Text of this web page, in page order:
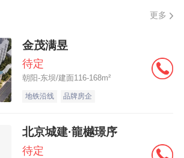
更多
金茂满昱
待定
朝阳-东坝/建面116-168m²
地铁沿线 品牌房企
北京城建·龍樾璟序
待定